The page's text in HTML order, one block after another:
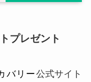
プレゼント
バリー公式サイト